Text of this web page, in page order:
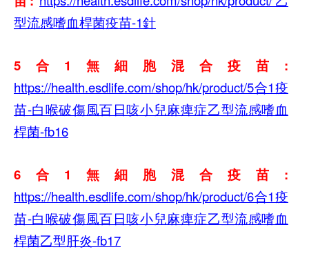
型流感嗜血桿菌疫苗-1針
5合1無細胞混合疫苗:
https://health.esdlife.com/shop/hk/product/5合1疫
苗-白喉破傷風百日咳小兒麻痺症乙型流感嗜血
桿菌-fb16
6合1無細胞混合疫苗:
https://health.esdlife.com/shop/hk/product/6合1疫
苗-白喉破傷風百日咳小兒麻痺症乙型流感嗜血
桿菌乙型肝炎-fb17